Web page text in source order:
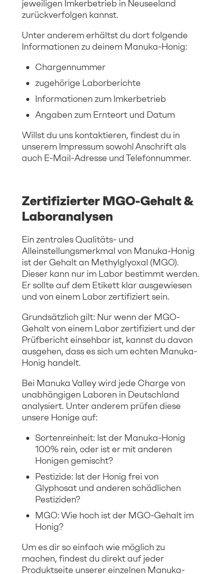
jeweiligen Imkerbetrieb in Neuseeland
zurückverfolgen kannst.
Unter anderem erhältst du dort folgende
Informationen zu deinem Manuka-Honig:
Chargennummer
zugehörige Laborberichte
Informationen zum Imkerbetrieb
Angaben zum Ernteort und Datum
Willst du uns kontaktieren, findest du in
unserem Impressum sowohl Anschrift als
auch E-Mail-Adresse und Telefonnummer.
Zertifizierter MGO-Gehalt &
Laboranalysen
Ein zentrales Qualitäts- und
Alleinstellungsmerkmal von Manuka-Honig
ist der Gehalt an Methylglyoxal (MGO).
Dieser kann nur im Labor bestimmt werden.
Er sollte auf dem Etikett klar ausgewiesen
und von einem Labor zertifiziert sein.
Grundsätzlich gilt: Nur wenn der MGO-
Gehalt von einem Labor zertifiziert und der
Prüfbericht einsehbar ist, kannst du davon
ausgehen, dass es sich um echten Manuka-
Honig handelt.
Bei Manuka Valley wird jede Charge von
unabhängigen Laboren in Deutschland
analysiert. Unter anderem prüfen diese
unsere Honige auf:
Sortenreinheit: Ist der Manuka-Honig
100% rein, oder ist er mit anderen
Honigen gemischt?
Pestizide: Ist der Honig frei von
Glyphosat und anderen schädlichen
Pestiziden?
MGO: Wie hoch ist der MGO-Gehalt im
Honig?
Um es dir so einfach wie möglich zu
machen, findest du direkt auf jeder
Produktseite unserer einzelnen Manuka-